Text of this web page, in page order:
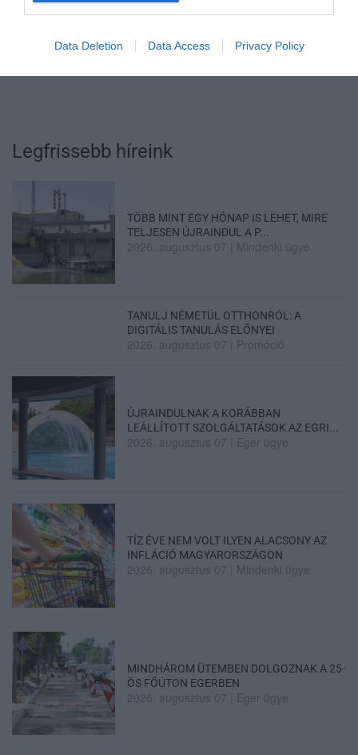
Data Deletion Data Access Privacy Policy
Legfrissebb híreink
TÖBB MINT EGY HÓNAP IS LEHET, MIRE
TELJESEN ÚJRAINDUL A P...
2026. augusztus 07 Mindenki ügye
TANULJ NÉMETÜL OTTHONRÓL: A
DIGITÁLIS TANULÁS ELŐNYEI
2026. augusztus 07 Promóció
ÚJRAINDULNAK A KORÁBBAN
LEÁLLÍTOTT SZOLGÁLTATÁSOK AZ EGRI...
2026. augusztus 07 Eger ügye
TÍZ ÉVE NEM VOLT ILYEN ALACSONY AZ
INFLÁCIÓ MAGYARORSZÁGON
2026. augusztus 07 Mindenki ügye
MINDHÁROM ÜTEMBEN DOLGOZNAK A 25-
ÖS FŐÚTON EGERBEN
2026. augusztus 07 Eger ügye